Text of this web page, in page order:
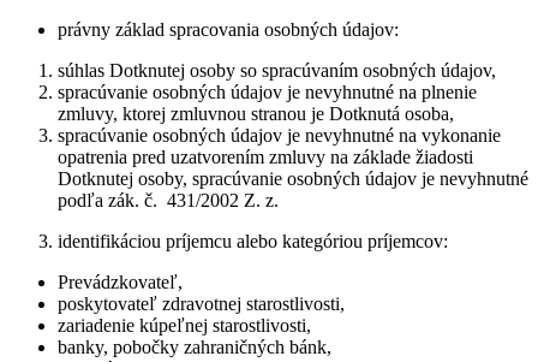
právny základ spracovania osobných údajov:
súhlas Dotknutej osoby so spracúvaním osobných údajov,
spracúvanie osobných údajov je nevyhnutné na plnenie
zmluvy, ktorej zmluvnou stranou je Dotknutá osoba,
spracúvanie osobných údajov je nevyhnutné na vykonanie
opatrenia pred uzatvorením zmluvy na základe žiadosti
Dotknutej osoby, spracúvanie osobných údajov je nevyhnutné
podľa zák. č. 431/2002 Z. z.
identifikáciou príjemcu alebo kategóriou príjemcov:
Prevádzkovateľ,
poskytovateľ zdravotnej starostlivosti,
zariadenie kúpeľnej starostlivosti,
banky, pobočky zahraničných bánk,